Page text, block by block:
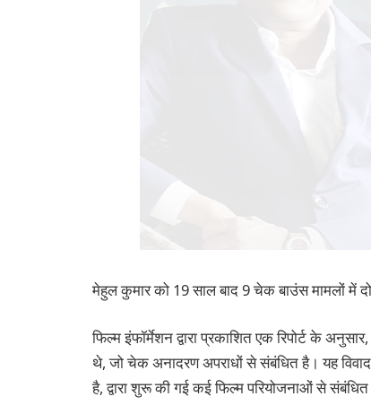
मेहुल कुमार को 19 साल बाद 9 चेक बाउंस मामलों में
फिल्म इंफॉर्मेशन द्वारा प्रकाशित एक रिपोर्ट के
थे, जो चेक अनादरण अपराधों से संबंधित है। यह
है, द्वारा शुरू की गई कई फिल्म परियोजनाओं से संबंधित